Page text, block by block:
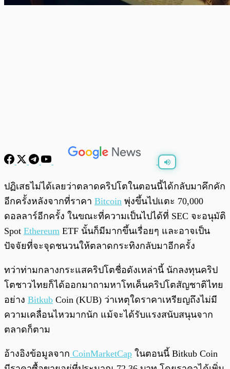
พร้อมเล่น 0:00 0:00
ปฏิเสธไม่ได้เลยว่าตลาดคริปโตในตอนนี้ได้กลับมาคึกคัก
อีกครั้งหลังจากที่ราคา Bitcoin พุ่งขึ้นไปแตะ 70,000
ดอลลาร์อีกครั้ง ในขณะที่ความเป็นไปได้ที่ SEC จะอนุมัติ
Spot Ethereum ETF นั้นก็มีมากขึ้นเรื่อยๆ และอาจเป็น
ปัจจัยที่จะจุดชนวนให้ตลาดกระทิงกลับมาอีกครั้ง
ทว่าท่ามกลางกระแสคริปโตชื่อดังเหล่านี้ นักลงทุนคริป
โตชาวไทยก็ได้ออกมาถามหาโทเค็นคริปโตสัญชาติไทย
อย่าง Bitkub Coin (KUB) ว่าเหตุใดราคาเหรียญถึงไม่มี
ความเคลื่อนไหวมากนัก แม้จะได้รับแรงสนับสนุนจาก
ตลาดก็ตาม
อ้างอิงข้อมูลจาก CoinMarketCap ในตอนนี้ Bitkub Coin